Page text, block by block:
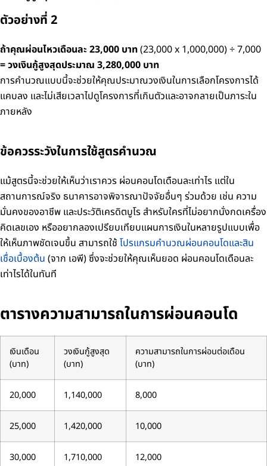
ตัวอย่างที่ 2
ถ้าคุณผ่อนไหวเดือนละ 23,000 บาท(23,000 x 1,000,000) ÷ 7,000
= วงเงินกู้สูงสุดประมาณ 3,280,000 บาท
การคำนวณแบบนี้จะช่วยให้คุณประมาณวงเงินในการเลือกโครงการได้
แคบลง และไม่เสียเวลาไปดูโครงการที่เกินตัวและอาจกลายเป็นภาระใน
ภายหลัง
ข้อควรระวังในการใช้สูตรคำนวณ
แม้สูตรนี้จะช่วยให้เห็นว่าเราควร ผ่อนคอนโดเดือนละเท่าไร แต่ใน
สถานการณ์จริง ธนาคารอาจพิจารณาปัจจัยอื่นๆ ร่วมด้วย เช่น ความ
มั่นคงของอาชีพ และประวัติเครดิตบูโรสำหรับใครที่ไม่อยากนั่งกดเครื่อง
คิดเลขเอง หรืออยากลองเปรียบเทียบแผนการเงินในหลายรูปแบบเพื่อ
ให้เห็นภาพชัดเจนขึ้น สามารถใช้ โปรแกรมคำนวณผ่อนคอนโดและสิน
เชื่อเบื้องต้น (จาก เอพี) ซึ่งจะช่วยให้คุณเห็นยอด ผ่อนคอนโดเดือนละ
เท่าไรได้ในทันที
ตารางความสามารถในการผ่อนคอนโด
เงินเดือน
(บาท)
วงเงินกู้สูงสุด
(บาท)
ความสามารถในการผ่อนต่อเดือน
(บาท)
20,000 1,140,000 8,000
25,000 1,420,000 10,000
30,000 1,710,000 12,000